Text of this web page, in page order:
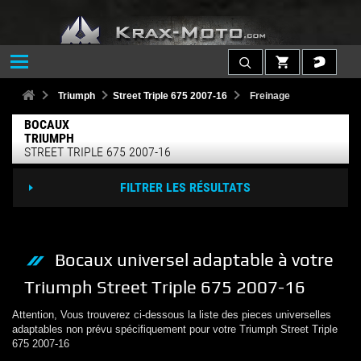
Triumph Street Triple 675 2007-16 Freinage
BOCAUX
TRIUMPH
STREET TRIPLE 675 2007-16
FILTRER LES RÉSULTATS
Bocaux universel adaptable à votre
Triumph Street Triple 675 2007-16
Attention, Vous trouverez ci-dessous la liste des pieces universelles
adaptables non prévu spécifiquement pour votre Triumph Street Triple
675 2007-16